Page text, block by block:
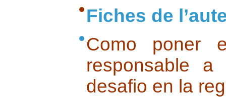
Fiches de
Como poner
responsable
desafio en la